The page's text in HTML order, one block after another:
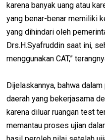
karena banyak uang atau
yang benar-benar memiliki
yang dihindari oleh
Drs.H.Syafruddin saat ini,
menggunakan CAT,”
Dijelaskannya, bahwa
daerah yang bekerjasama
karena diluar ruangan test
memantau proses ujian